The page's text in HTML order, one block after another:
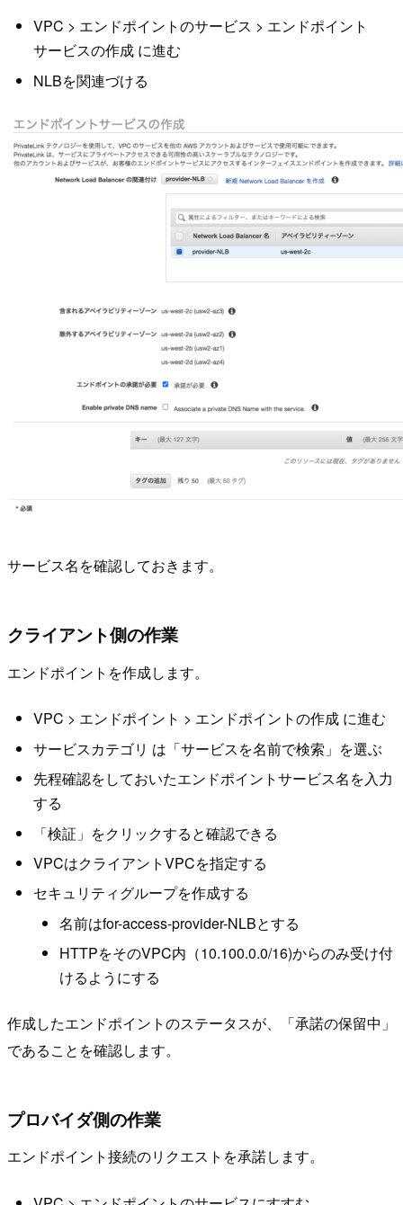
VPC > エンドポイントのサービス > エンドポイント
サービスの作成 に進む
NLBを関連づける
サービス名を確認しておきます。
クライアント側の作業
エンドポイントを作成します。
VPC > エンドポイント > エンドポイントの作成 に進む
サービスカテゴリ は「サービスを名前で検索」を選ぶ
先程確認をしておいたエンドポイントサービス名を入力
する
「検証」をクリックすると確認できる
VPCはクライアントVPCを指定する
セキュリティグループを作成する
名前はfor-access-provider-NLBとする
HTTPをそのVPC内（10.100.0.0/16)からのみ受け付
けるようにする
作成したエンドポイントのステータスが、「承諾の保留中」
であることを確認します。
プロバイダ側の作業
エンドポイント接続のリクエストを承諾します。